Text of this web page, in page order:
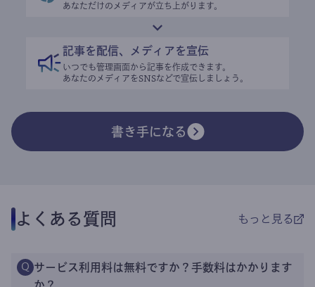
あなただけのメディアが立ち上がります。
記事を配信、メディアを宣伝
いつでも管理画面から記事を作成できます。
あなたのメディアをSNSなどで宣伝しましょう。
書き手になる
よくある質問 もっと見る
Q サービス利用料は無料ですか？手数料はかかります